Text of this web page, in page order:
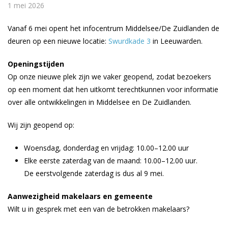
1 mei 2026
Vanaf 6 mei opent het infocentrum Middelsee/De Zuidlanden de
deuren op een nieuwe locatie: Swurdkade 3 in Leeuwarden.
Openingstijden
Op onze nieuwe plek zijn we vaker geopend, zodat bezoekers
op een moment dat hen uitkomt terechtkunnen voor informatie
over alle ontwikkelingen in Middelsee en De Zuidlanden.
Wij zijn geopend op:
Woensdag, donderdag en vrijdag: 10.00–12.00 uur
Elke eerste zaterdag van de maand: 10.00–12.00 uur.
De eerstvolgende zaterdag is dus al 9 mei.
Aanwezigheid makelaars en gemeente
Wilt u in gesprek met een van de betrokken makelaars?